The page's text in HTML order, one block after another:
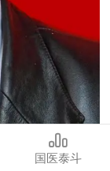
国医泰斗